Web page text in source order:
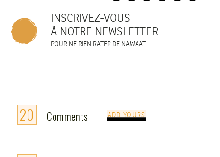
INSCRIVEZ-VOUS
À NOTRE NEWSLETTER
POUR NE RIEN RATER DE NAWAAT
20 Comments ADD YOURS